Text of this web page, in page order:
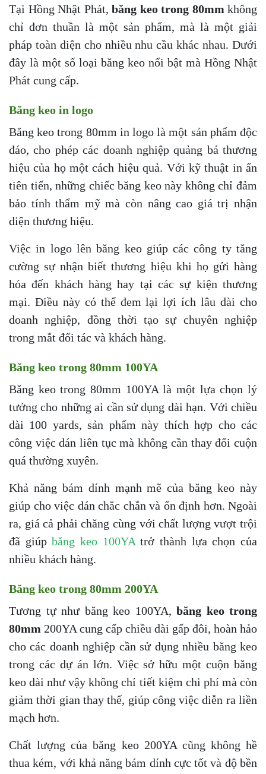
Tại Hồng Nhật Phát, băng keo trong 80mm không
chỉ đơn thuần là một sản phẩm, mà là một giải
pháp toàn diện cho nhiều nhu cầu khác nhau. Dưới
đây là một số loại băng keo nổi bật mà Hồng Nhật
Phát cung cấp.
Băng keo in logo
Băng keo trong 80mm in logo là một sản phẩm độc
đáo, cho phép các doanh nghiệp quảng bá thương
hiệu của họ một cách hiệu quả. Với kỹ thuật in ấn
tiên tiến, những chiếc băng keo này không chỉ đảm
bảo tính thẩm mỹ mà còn nâng cao giá trị nhận
diện thương hiệu.
Việc in logo lên băng keo giúp các công ty tăng
cường sự nhận biết thương hiệu khi họ gửi hàng
hóa đến khách hàng hay tại các sự kiện thương
mại. Điều này có thể đem lại lợi ích lâu dài cho
doanh nghiệp, đồng thời tạo sự chuyên nghiệp
trong mắt đối tác và khách hàng.
Băng keo trong 80mm 100YA
Băng keo trong 80mm 100YA là một lựa chọn lý
tưởng cho những ai cần sử dụng dài hạn. Với chiều
dài 100 yards, sản phẩm này thích hợp cho các
công việc dán liên tục mà không cần thay đổi cuộn
quá thường xuyên.
Khả năng bám dính mạnh mẽ của băng keo này
giúp cho việc dán chắc chắn và ổn định hơn. Ngoài
ra, giá cả phải chăng cùng với chất lượng vượt trội
đã giúpbăng keo 100YAtrở thành lựa chọn của
nhiều khách hàng.
Băng keo trong 80mm 200YA
Tương tự như băng keo 100YA, băng keo trong
80mm 200YA cung cấp chiều dài gấp đôi, hoàn hảo
cho các doanh nghiệp cần sử dụng nhiều băng keo
trong các dự án lớn. Việc sở hữu một cuộn băng
keo dài như vậy không chỉ tiết kiệm chi phí mà còn
giảm thời gian thay thế, giúp công việc diễn ra liền
mạch hơn.
Chất lượng của băng keo 200YA cũng không hề
thua kém, với khả năng bám dính cực tốt và độ bền